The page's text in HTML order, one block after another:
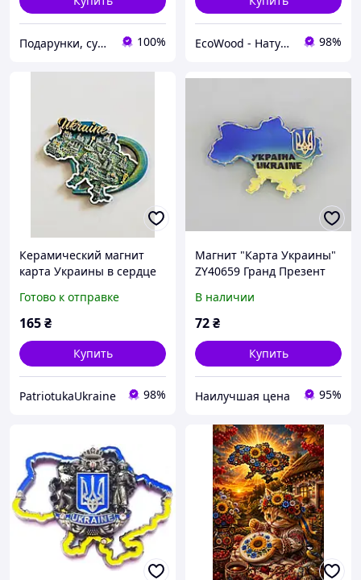
Подарунки, сувеніри, предмети інтер'єру "Елефант" | © elephant.dp.ua 100% EcoWood - Натуральные изделия из дерева 98%
Керамический магнит
карта Украины в сердце
патина, сувенир, подарок
Готово к отправке
165₴
Купить
PatriotukaUkraine 98%
Магнит "Карта Украины"
ZY40659 Гранд Презент
В наличии
72₴
Купить
Наилучшая цена 95%